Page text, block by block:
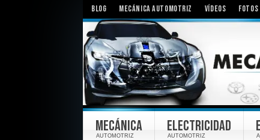
BLOG MECÁNICA AUTOMOTRIZ VÍDEOS FOTOS
MECÁNICA
AUTOMOTRIZ
ELECTRICIDAD
AUTOMOTRIZ